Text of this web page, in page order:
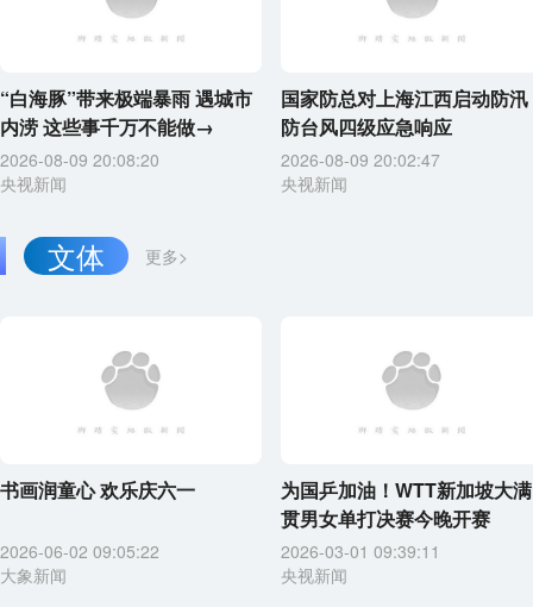
“白海豚”带来极端暴雨 遇城市
内涝 这些事千万不能做→
2026-08-09 20:08:20
央视新闻
国家防总对上海江西启动防汛
防台风四级应急响应
2026-08-09 20:02:47
央视新闻
更多>
文体
书画润童心 欢乐庆六一
2026-06-02 09:05:22
大象新闻
为国乒加油！WTT新加坡大满
贯男女单打决赛今晚开赛
2026-03-01 09:39:11
央视新闻